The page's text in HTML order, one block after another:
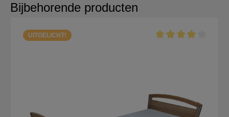
Bijbehorende producten
UITGELICHT!